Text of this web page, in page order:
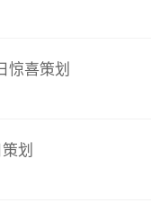
惊喜策划
划